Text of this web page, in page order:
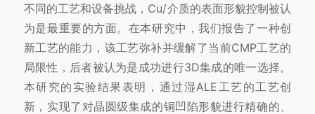
不同的工艺和设备挑战，Cu/介质的表面形貌控制被认
为是最重要的方面。在本研究中，我们报告了一种创
新工艺的能力，该工艺弥补并缓解了当前CMP工艺的
局限性，后者被认为是成功进行3D集成的唯一选择。
本研究的实验结果表明，通过湿ALE工艺的工艺创
新，实现了对晶圆级集成的铜凹陷形貌进行精确的、